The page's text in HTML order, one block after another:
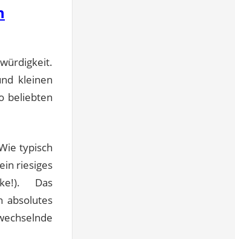
kleinen
beliebten
typisch
riesiges
Das
absolutes